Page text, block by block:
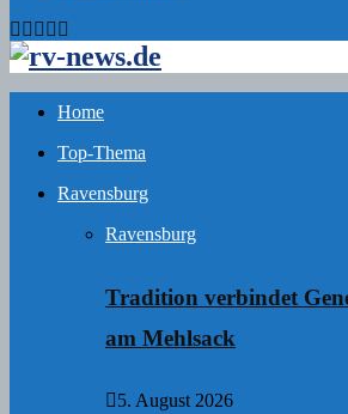
Facebook
Twitter
Instagram
Email
Home
Top-Thema
Ravensburg
Ravensburg
Tradition verbindet
am Mehlsack
5. August 2026